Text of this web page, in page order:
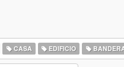
CASA EDIFICIO